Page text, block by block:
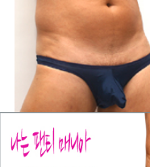
[Innerland]네이비 돌출볼륨형 크